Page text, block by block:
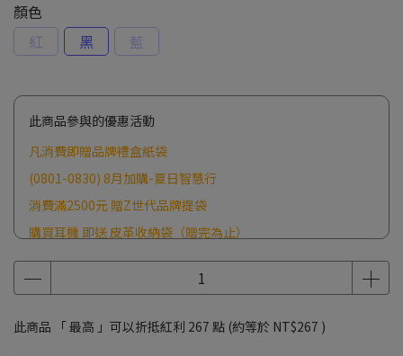
顏色
紅
黑 藍
此商品參與的優惠活動
凡消費即贈品牌禮盒紙袋
(0801-0830) 8月加購-夏日智慧行
消費滿2500元 贈Z世代品牌提袋
購買耳機 即送 皮革收納袋（贈完為止）
此商品 「 最高 」可以折抵紅利 267 點 (約等於 NT$267 )